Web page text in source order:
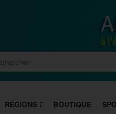
RÉGIONS BOUTIQUE